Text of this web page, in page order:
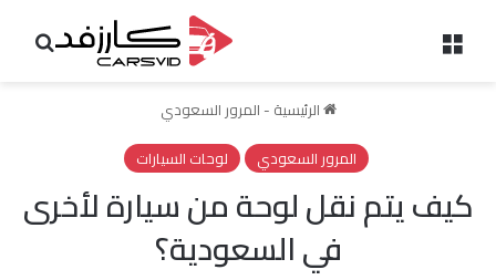
الرئيسية - المرور السعودي
المرور السعودي
لوحات السيارات
كيف يتم نقل لوحة من سيارة لأخرى
في السعودية؟